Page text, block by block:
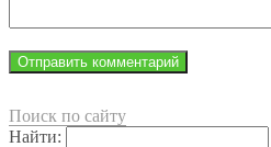
Поиск по сайту
Найти: